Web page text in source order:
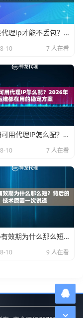
如何设代理ip才能不丢包？网络工程师私藏的调优技巧
10 7 人在看
服务器可用代理IP怎么配？2026年运维都在用的稳定方案
10 7 人在看
代理ip有效期为什么那么短？背后的技术原因一次说透
10 9 人在看